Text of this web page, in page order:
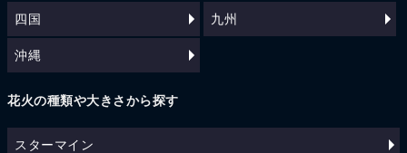
四国 九州
沖縄
花火の種類や大きさから探す
スターマイン